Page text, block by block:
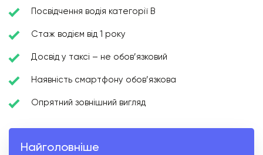
Посвідчення водія категорії В
Стаж водієм від 1 року
Досвід у таксі – не обов’язковий
Наявність смартфону обов’язкова
Опрятний зовнішний вигляд
Найголовніше